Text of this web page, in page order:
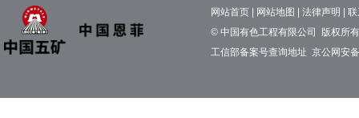
网站首页 网站地图 法律声明
© 中国有色工程有限公司 版权所
工信部备案号查询地址 京公网安